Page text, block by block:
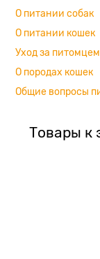
О питании собак
О питании кошек
Уход за питомцем
О породах кошек
Общие вопросы
Товары к